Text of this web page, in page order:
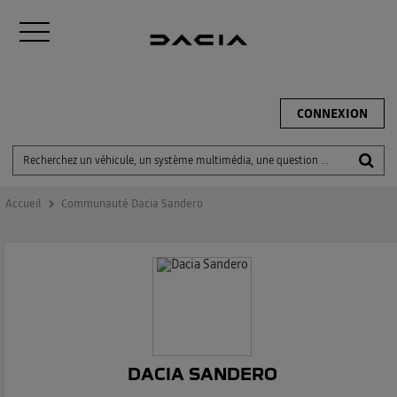
CONNEXION
Accueil Communauté Dacia Sandero
DACIA SANDERO